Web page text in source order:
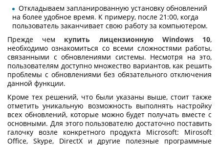
Откладываем запланированную установку обновлений
на более удобное время. К примеру, после 21:00, когда
пользователь заканчивает свою работу за компьютером.
Прежде чем купить лицензионную Windows 10,
необходимо ознакомиться со всеми сложностями работы,
связанными с обновлениями системы. Несмотря на это,
пользователям доступно множество вариантов, как решить
проблемы с обновлениями без обязательного отключения
данной функции.
Кроме тех решений, что были указаны выше, стоит также
отметить уникальную возможность выполнять настройку
всех обновлений, которые можно будет получать вместе с
основными. Для этого пользователю достаточно поставить
галочку возле конкретного продукта Microsoft: Mirosoft
Office, Skype, DirectX и другие полезные программные